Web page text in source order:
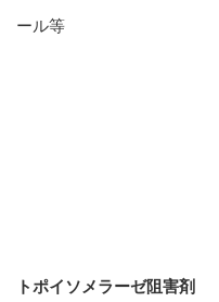
ール等
トポイソメラーゼ阻害剤